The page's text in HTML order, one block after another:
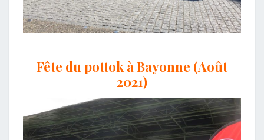
Fête du pottok à Bayonne (Août
2021)